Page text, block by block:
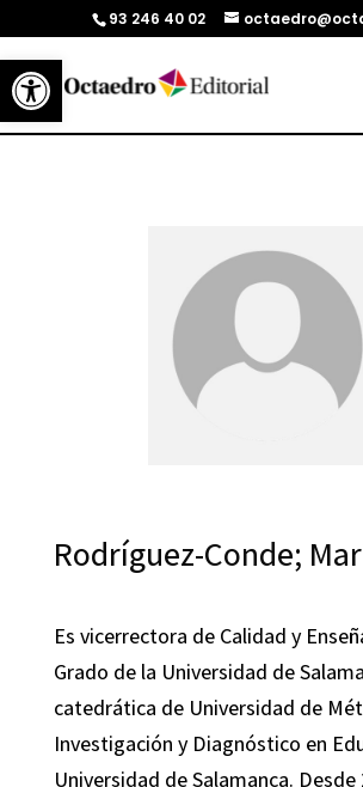
Abrir barra de herramientas
93 246 40 02
Rodríguez-Conde;
Es vicerrectora de Calidad y
Grado de la Universidad de
catedrática de Universidad de
Investigación y Diagnóstico en
Universidad de Salamanca. Desde